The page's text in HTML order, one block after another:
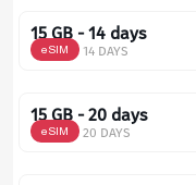
15 GB - 14 days
eSIM 14 DAYS
15 GB - 20 days
eSIM 20 DAYS